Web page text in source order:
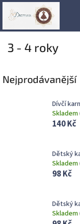
Přejít
3 - 4 roky
Nejprodávanější
Dívčí
Skladem
140 Kč
Dětský
Skladem
98 Kč
Dětský
Skladem